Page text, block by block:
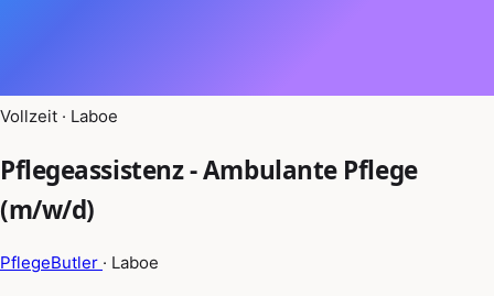
Vollzeit · Laboe
Pflegeassistenz - Ambulante Pflege
(m/w/d)
PflegeButler · Laboe